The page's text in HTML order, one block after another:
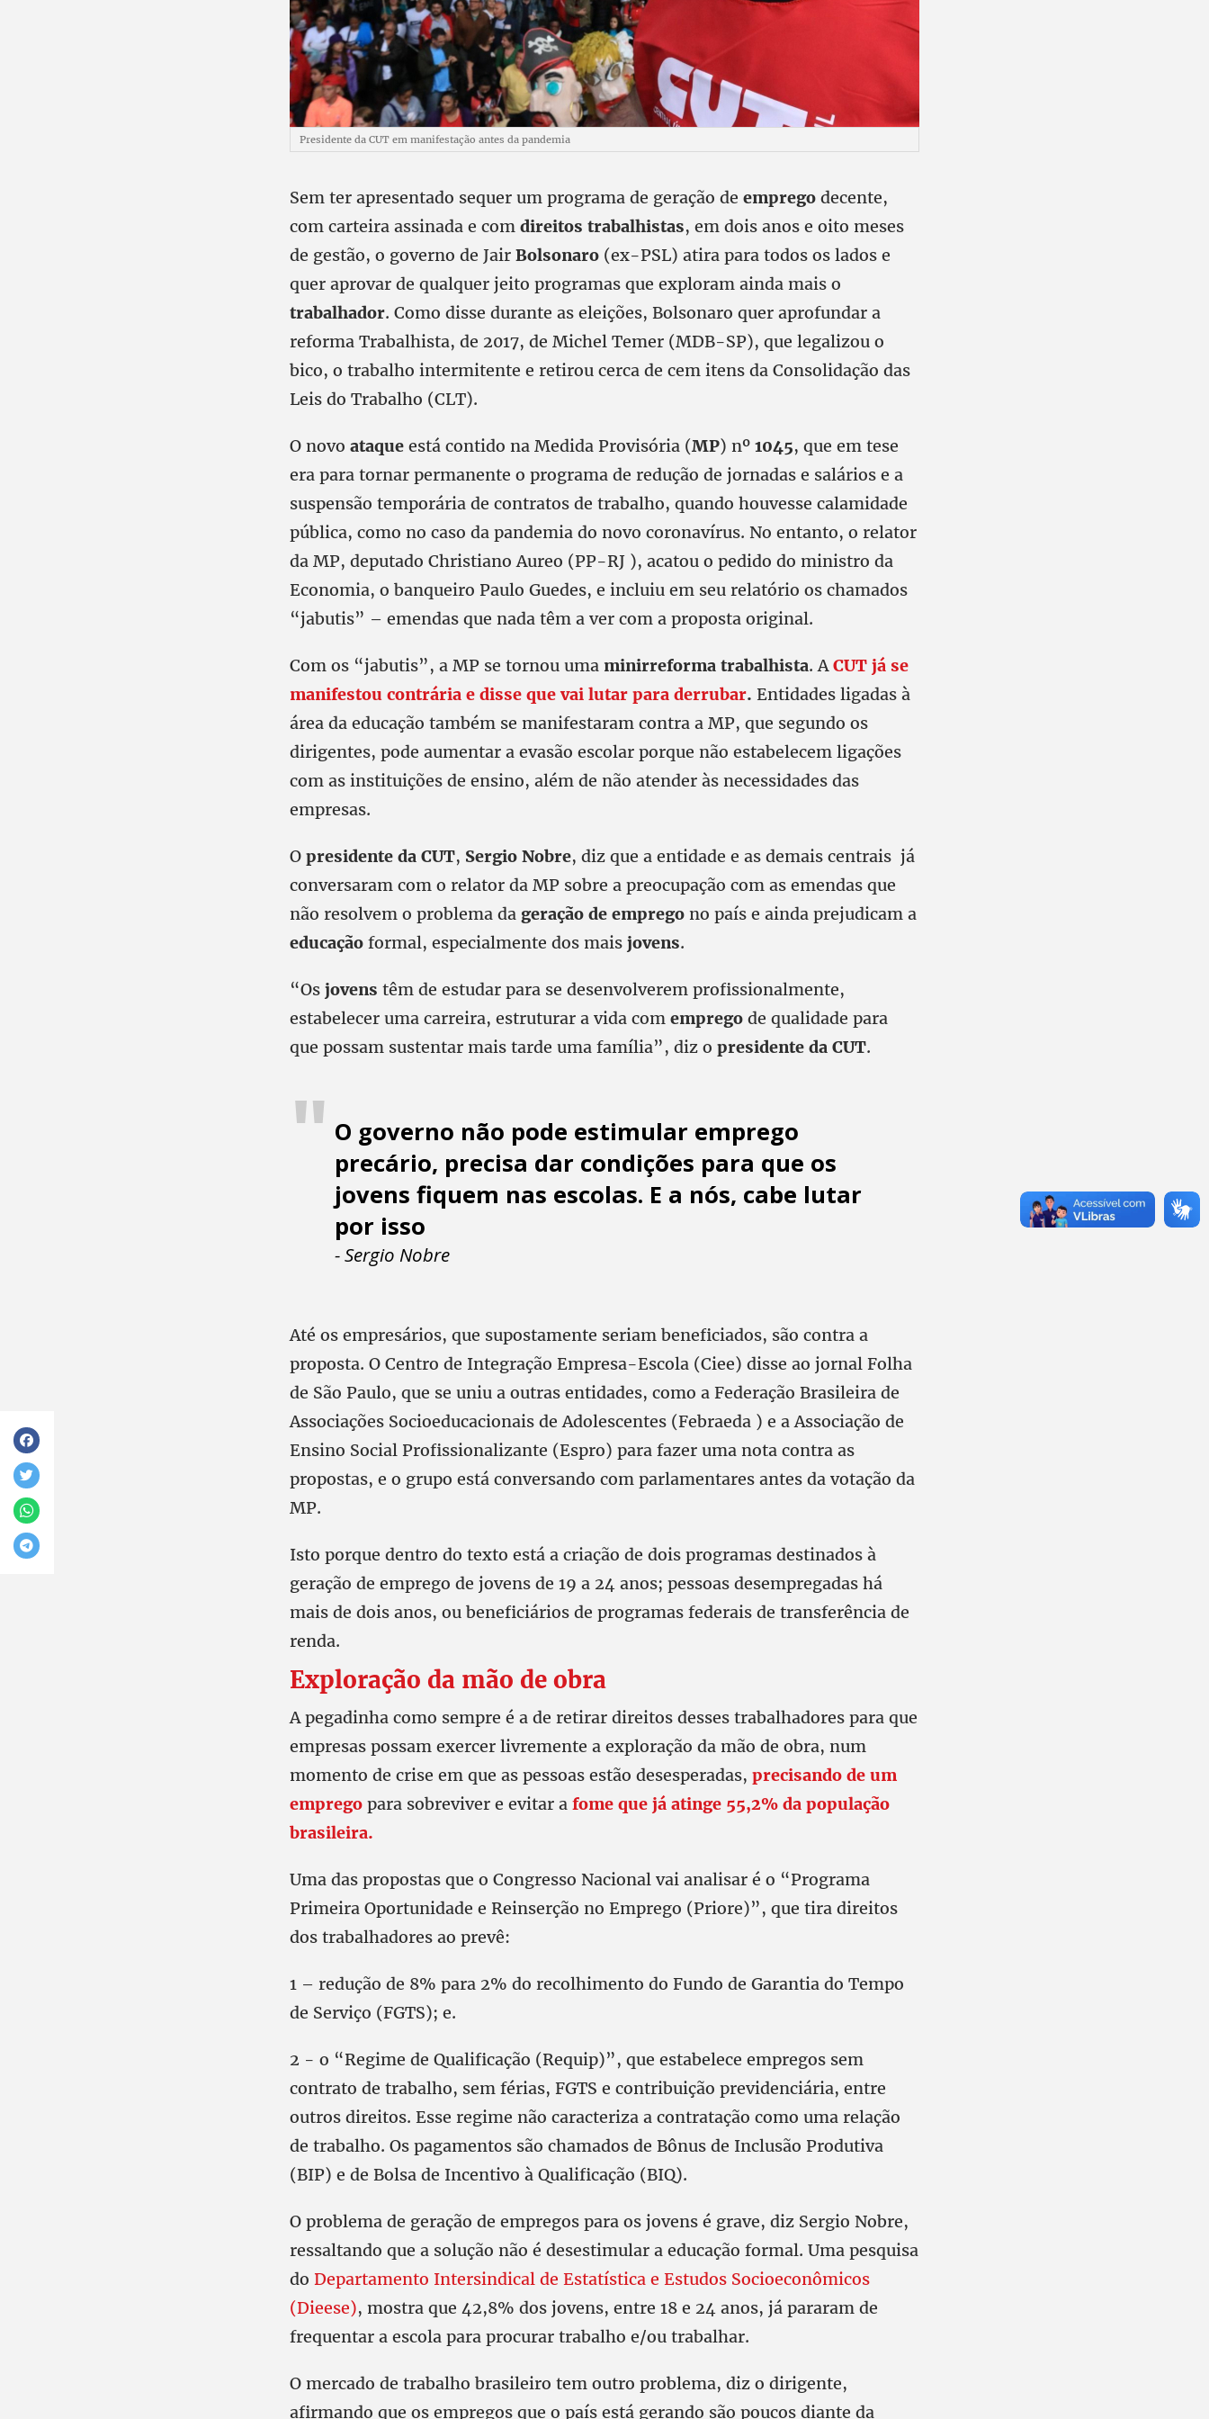
Presidente da CUT em manifestação antes da pandemia
Sem ter apresentado sequer um programa de geração de emprego decente,
com carteira assinada e com direitos trabalhistas, em dois anos e oito meses
de gestão, o governo de Jair Bolsonaro (ex-PSL) atira para todos os lados e
quer aprovar de qualquer jeito programas que exploram ainda mais o
trabalhador. Como disse durante as eleições, Bolsonaro quer aprofundar a
reforma Trabalhista, de 2017, de Michel Temer (MDB-SP), que legalizou o
bico, o trabalho intermitente e retirou cerca de cem itens da Consolidação das
Leis do Trabalho (CLT).
O novo ataque está contido na Medida Provisória (MP) nº 1045, que em tese
era para tornar permanente o programa de redução de jornadas e salários e a
suspensão temporária de contratos de trabalho, quando houvesse calamidade
pública, como no caso da pandemia do novo coronavírus. No entanto, o relator
da MP, deputado Christiano Aureo (PP-RJ ), acatou o pedido do ministro da
Economia, o banqueiro Paulo Guedes, e incluiu em seu relatório os chamados
“jabutis” – emendas que nada têm a ver com a proposta original.
Com os “jabutis”, a MP se tornou uma minirreforma trabalhista. ACUT já se
manifestou contrária e disse que vai lutar para derrubar. Entidades ligadas à
área da educação também se manifestaram contra a MP, que segundo os
dirigentes, pode aumentar a evasão escolar porque não estabelecem ligações
com as instituições de ensino, além de não atender às necessidades das
empresas.
O presidente da CUT, Sergio Nobre, diz que a entidade e as demais centrais já
conversaram com o relator da MP sobre a preocupação com as emendas que
não resolvem o problema da geração de emprego no país e ainda prejudicam a
educação formal, especialmente dos mais jovens.
“Os jovens têm de estudar para se desenvolverem profissionalmente,
estabelecer uma carreira, estruturar a vida com emprego de qualidade para
que possam sustentar mais tarde uma família”, diz o presidente da CUT.
O governo não pode estimular emprego
precário, precisa dar condições para que os
jovens fiquem nas escolas. E a nós, cabe lutar
por isso
- Sergio Nobre
Até os empresários, que supostamente seriam beneficiados, são contra a
proposta. O Centro de Integração Empresa-Escola (Ciee) disse ao jornal Folha
de São Paulo, que se uniu a outras entidades, como a Federação Brasileira de
Associações Socioeducacionais de Adolescentes (Febraeda ) e a Associação de
Ensino Social Profissionalizante (Espro) para fazer uma nota contra as
propostas, e o grupo está conversando com parlamentares antes da votação da
MP.
Isto porque dentro do texto está a criação de dois programas destinados à
geração de emprego de jovens de 19 a 24 anos; pessoas desempregadas há
mais de dois anos, ou beneficiários de programas federais de transferência de
renda.
Exploração da mão de obra
A pegadinha como sempre é a de retirar direitos desses trabalhadores para que
empresas possam exercer livremente a exploração da mão de obra, num
momento de crise em que as pessoas estão desesperadas, precisando de um
emprego para sobreviver e evitar a fome que já atinge 55,2% da população
brasileira.
Uma das propostas que o Congresso Nacional vai analisar é o “Programa
Primeira Oportunidade e Reinserção no Emprego (Priore)”, que tira direitos
dos trabalhadores ao prevê:
1 – redução de 8% para 2% do recolhimento do Fundo de Garantia do Tempo
de Serviço (FGTS); e.
2 - o “Regime de Qualificação (Requip)”, que estabelece empregos sem
contrato de trabalho, sem férias, FGTS e contribuição previdenciária, entre
outros direitos. Esse regime não caracteriza a contratação como uma relação
de trabalho. Os pagamentos são chamados de Bônus de Inclusão Produtiva
(BIP) e de Bolsa de Incentivo à Qualificação (BIQ).
O problema de geração de empregos para os jovens é grave, diz Sergio Nobre,
ressaltando que a solução não é desestimular a educação formal. Uma pesquisa
do Departamento Intersindical de Estatística e Estudos Socioeconômicos
(Dieese), mostra que 42,8% dos jovens, entre 18 e 24 anos, já pararam de
frequentar a escola para procurar trabalho e/ou trabalhar.
O mercado de trabalho brasileiro tem outro problema, diz o dirigente,
afirmando que os empregos que o país está gerando são poucos diante da